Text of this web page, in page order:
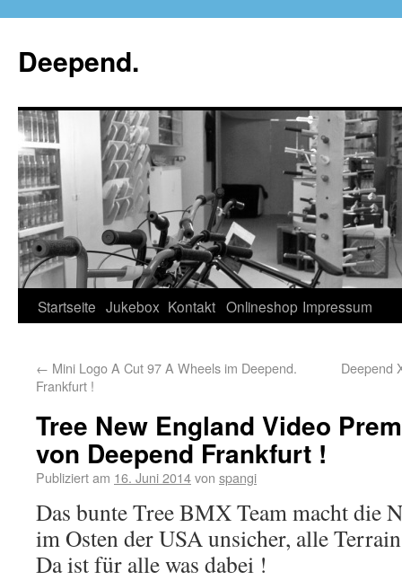
Deepend.
Startseite Jukebox Kontakt Onlineshop Impressum
← Mini Logo A Cut 97 A Wheels im Deepend.
Frankfurt !
Deepend
Tree New England Video
von Deepend Frankfurt !
Publiziert am 16. Juni 2014von spangi
Das bunte Tree BMX Team macht die
im Osten der USA unsicher, alle
Da ist für alle was dabei !